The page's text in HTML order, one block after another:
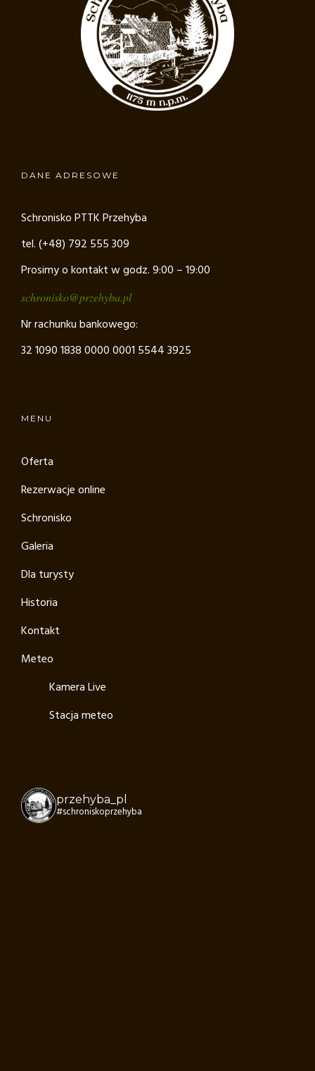
DANE ADRESOWE
Schronisko PTTK Przehyba
tel. (+48) 792 555 309
Prosimy o kontakt w godz. 9:00 – 19:00
schronisko@przehyba.pl
Nr rachunku bankowego:
32 1090 1838 0000 0001 5544 3925
MENU
Oferta
Rezerwacje online
Schronisko
Galeria
Dla turysty
Historia
Kontakt
Meteo
Kamera Live
Stacja meteo
przehyba_pl
#schroniskoprzehyba